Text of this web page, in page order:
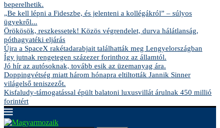
beperelhetik.
„Be kell lépni a Fideszbe, és jelenteni a kollégákról” – súlyos
ügyekről...
Örökösök, reszkessetek! Közös végrendelet, durva hálátlanság,
póthagyatéki eljárás
Újra a SpaceX rakétadarabjait találhatták meg Lengyelországban
Így jutnak rengetegen százezer forinthoz az államtól.
Jó hír az autósoknak, tovább esik az üzemanyag ára.
Doppingvétség miatt három hónapra eltiltották Jannik Sinner
világelső teniszezőt.
Kisfaludy-támogatással épült balatoni luxusvillát árulnak 450 millió
forintért